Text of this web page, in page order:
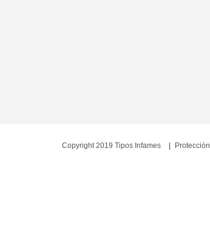
Copyright 2019 Tipos Infames